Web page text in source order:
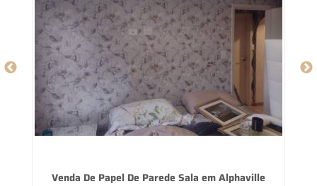
Venda De Papel De Parede Sala em Alphaville